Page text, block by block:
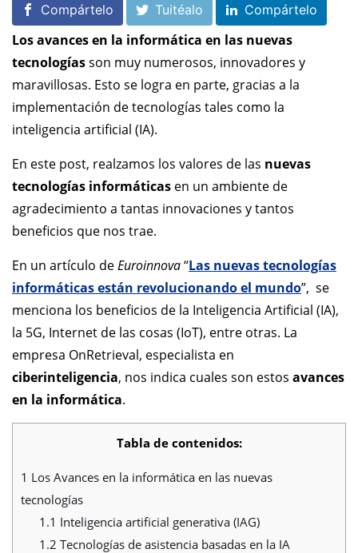
Compártelo Tuitéalo Compártelo
Los avances en la informática en las nuevas
tecnologíasson muy numerosos, innovadores y
maravillosas. Esto se logra en parte, gracias a la
implementación de tecnologías tales como la
inteligencia artificial (IA).
En este post, realzamos los valores de las nuevas
tecnologías informáticas en un ambiente de
agradecimiento a tantas innovaciones y tantos
beneficios que nos trae.
En un artículo deEuroinnova“Las nuevas tecnologías
informáticas están revolucionando el mundo”, se
menciona los beneficios de la Inteligencia Artificial (IA),
la 5G, Internet de las cosas (IoT), entre otras. La
empresa OnRetrieval, especialista en
ciberinteligencia, nos indica cuales son estos avances
en la informática.
Tabla de contenidos:
1 Los Avances en la informática en las nuevas
tecnologías
1.1 Inteligencia artificial generativa (IAG)
1.2 Tecnologías de asistencia basadas en la IA